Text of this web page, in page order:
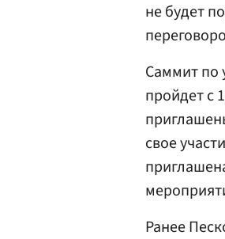
не будет
Саммит по
пройдет с
свое
Ранее